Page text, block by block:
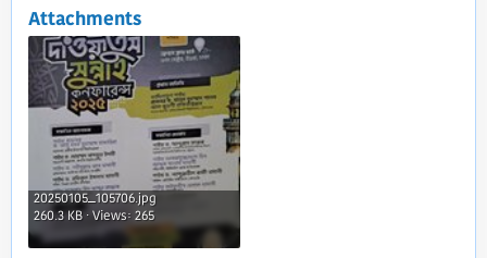
Attachments
20250105_105706.jpg
260.3 KB · Views: 265